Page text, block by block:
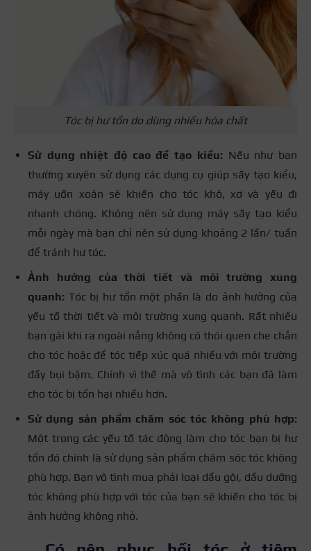
Tóc bị hư tổn do dùng nhiều hóa chất
Sử dụng nhiệt độ cao để tạo kiểu: Nếu như bạn
thường xuyên sử dụng các dụng cụ giúp sấy tạo kiểu,
máy uốn xoăn sẽ khiến cho tóc khô, xơ và yếu đi
nhanh chóng. Không nên sử dụng máy sấy tạo kiểu
mỗi ngày mà bạn chỉ nên sử dụng khoảng 2 lần/ tuần
để tránh hư tóc.
Ảnh hưởng của thời tiết và môi trường xung
quanh: Tóc bị hư tổn một phần là do ảnh hưởng của
yếu tố thời tiết và môi trường xung quanh. Rất nhiều
bạn gái khi ra ngoài nắng không có thói quen che chắn
cho tóc hoặc để tóc tiếp xúc quá nhiều với môi trường
đầy bụi bặm. Chính vì thế mà vô tình các bạn đã làm
cho tóc bị tổn hại nhiều hơn.
Sử dụng sản phẩm chăm sóc tóc không phù hợp:
Một trong các yếu tố tác động làm cho tóc bạn bị hư
tổn đó chính là sử dụng sản phẩm chăm sóc tóc không
phù hợp. Bạn vô tình mua phải loại dầu gội, dầu dưỡng
tóc không phù hợp với tóc của bạn sẽ khiến cho tóc bị
ảnh hưởng không nhỏ.